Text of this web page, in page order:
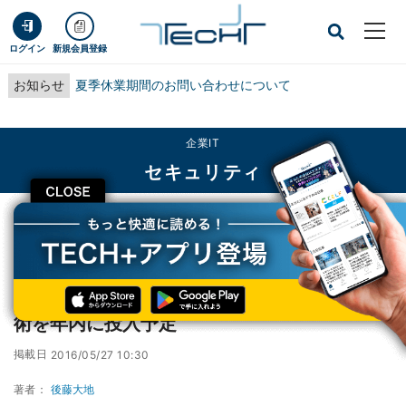
ログイン 新規会員登録
お知らせ 夏季休業期間のお問い合わせについて
CLOSE
企業IT
セキュリティ
TECH+ 企業IT
セキュリティ
Google、Android端末にパスワード不要の技術を年内に投入予定
Google、Android端末にパスワード不要の技
術を年内に投入予定
掲載日 2016/05/27 10:30
著者： 後藤大地